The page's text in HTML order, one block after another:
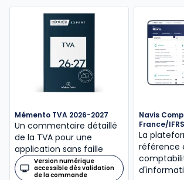
Mémento TVA 2026-2027
Un commentaire détaillé
de la TVA pour une
application sans faille
Version numérique
accessible dès validation
de la commande
Navis
France/IFRS
La
référence